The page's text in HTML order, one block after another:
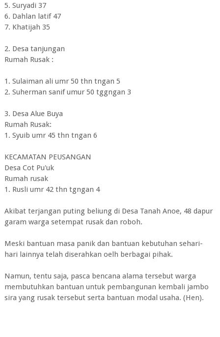
5. Suryadi 37
6. Dahlan latif 47
7. Khatijah 35
2. Desa tanjungan
Rumah Rusak :
1. Sulaiman ali umr 50 thn tngan 5
2. Suherman sanif umur 50 tggngan 3
3. Desa Alue Buya
Rumah Rusak:
1. Syuib umr 45 thn tngan 6
KECAMATAN PEUSANGAN
Desa Cot Pu'uk
Rumah rusak
1. Rusli umr 42 thn tgngan 4
Akibat terjangan puting beliung di Desa Tanah Anoe, 48 dapur
garam warga setempat rusak dan roboh.
Meski bantuan masa panik dan bantuan kebutuhan sehari-
hari lainnya telah diserahkan oelh berbagai pihak.
Namun, tentu saja, pasca bencana alama tersebut warga
membutuhkan bantuan untuk pembangunan kembali jambo
sira yang rusak tersebut serta bantuan modal usaha. (Hen).